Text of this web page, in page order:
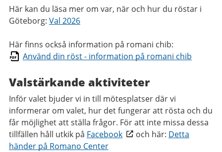
Här kan du läsa mer om var, när och hur du röstar i
Göteborg: Val 2026
Här finns också information på romani chib:
Använd din röst - information på romani chib
Valstärkande aktiviteter
Inför valet bjuder vi in till mötesplatser där vi
informerar om valet, hur det fungerar att rösta och du
får möjlighet att ställa frågor. För att inte missa dessa
tillfällen håll utkik på Facebook och här: Detta
händer på Romano Center